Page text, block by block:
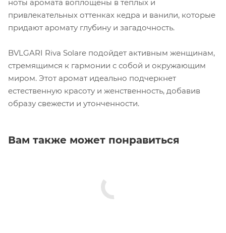
ноты аромата воплощены в теплых и
привлекательных оттенках кедра и ванили, которые
придают аромату глубину и загадочность.
BVLGARI Riva Solare подойдет активным женщинам,
стремящимся к гармонии с собой и окружающим
миром. Этот аромат идеально подчеркнет
естественную красоту и женственность, добавив
образу свежести и утонченности.
Вам также может понравиться